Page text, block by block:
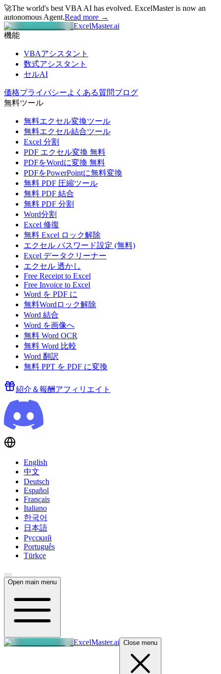
🚀The world's best VBA AI has evolved. ExcelMaster is now an
autonomous Agent.Read more →
ExcelMaster.ai
機能
VBAアシスタント
数式アシスタント
セルAI
価格プライバシーよくある質問ブログ
無料ツール
無料エクセル変換ツール
無料エクセル結合ツール
Excel 分割
PDF エクセル変換 無料
PDFをWordに変換 無料
PDFをPowerPointに無料変換
無料 PDF 圧縮ツール
無料 PDF 結合
無料 PDF 分割
Word分割
Excel 修復
無料 Excel ロック解除
エクセル パスワード設定 (無料)
Excel データクリーナー
エクセル 透かし
Free Receipt to Excel
Free Invoice to Excel
Word を PDF に
無料Wordロック解除
Word 結合
Word を画像へ
無料 Word OCR
無料 Word 比較
Word 翻訳
無料 PPT を PDF に変換
紹介＆報酬アフィリエイト
English
中文
Deutsch
Español
Français
Italiano
한국어
日本語
Русский
Português
Türkçe
Open main menu
ExcelMaster.ai Close menu